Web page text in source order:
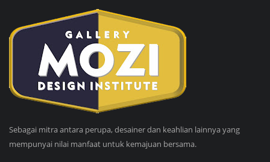
Sebagai mitra antara perupa, desainer dan keahlian lainnya yang
mempunyai nilai manfaat untuk kemajuan bersama.